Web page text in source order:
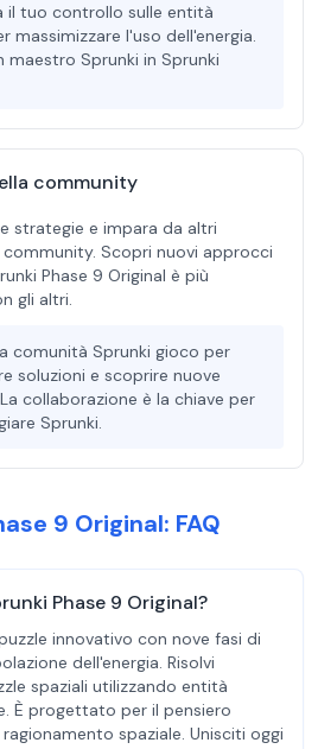
il tuo controllo sulle entità
massimizzare l'uso dell'energia.
maestro Sprunki in Sprunki
community
strategie e impara da altri
Scopri nuovi approcci
Phase 9 Original è più
gli altri.
comunità Sprunki gioco per
soluzioni e scoprire nuove
collaborazione è la chiave per
Sprunki.
9 Original: FAQ
Phase 9 Original?
innovativo con nove fasi di
dell'energia. Risolvi
spaziali utilizzando entità
È progettato per il pensiero
spaziale. Unisciti oggi